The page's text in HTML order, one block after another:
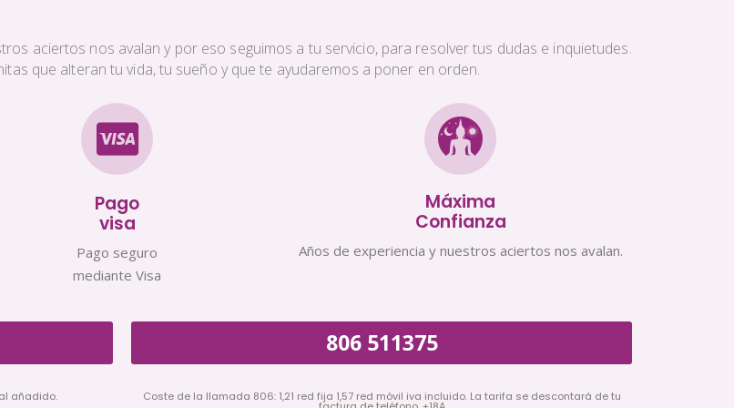
aciertos nos avalan y por eso seguimos a tu servicio, para resolver tus dudas e inquietudes.
que alteran tu vida, tu sueño y que te ayudaremos a poner en orden.
Pago
visa
Pago seguro
mediante Visa
Máxima
Confianza
Años de experiencia y nuestros aciertos nos avalan.
añadido.
806 511375
Coste de la llamada 806: 1,21 red fija 1,57 red móvil iva incluido. La tarifa se descontará de tu